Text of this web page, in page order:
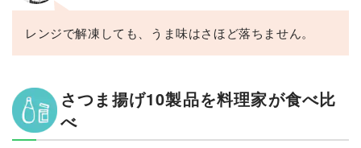
レンジで解凍しても、うま味はさほど落ちません。
さつま揚げ10製品を料理家が食べ比
べ